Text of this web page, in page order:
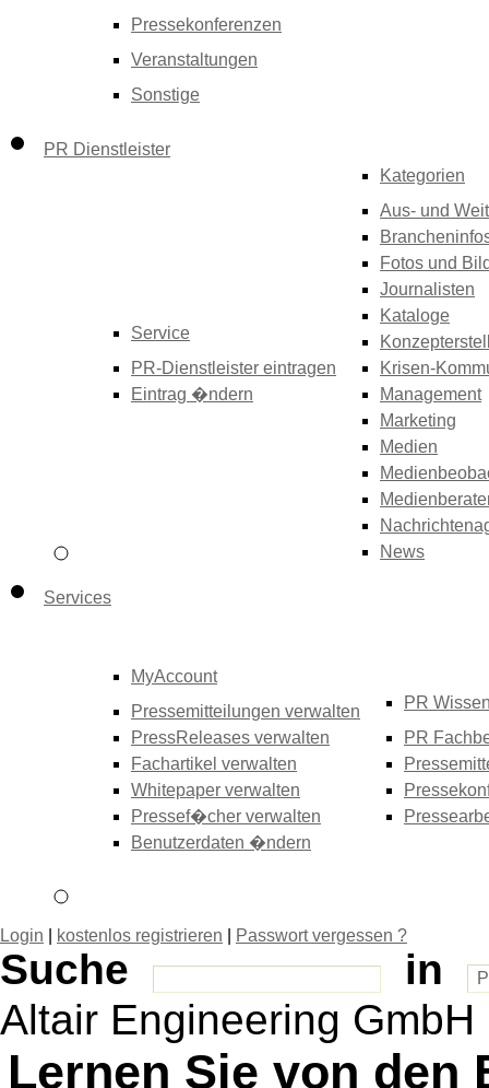
Pressekonferenzen
Veranstaltungen
Sonstige
PR Dienstleister
Service
PR-Dienstleister eintragen
Eintrag �ndern
Kategorien
Aus- und
Fotos und
Journalisten
Kataloge
Krisen-
Management
Marketing
Medien
News
Services
MyAccount
Pressemitteilungen verwalten
PressReleases verwalten
Fachartikel verwalten
Whitepaper verwalten
Pressef�cher verwalten
Benutzerdaten �ndern
PR
PR
Login kostenlos registrieren Passwort vergessen ?
Suche
in
Altair Engineering GmbH
Lernen Sie von